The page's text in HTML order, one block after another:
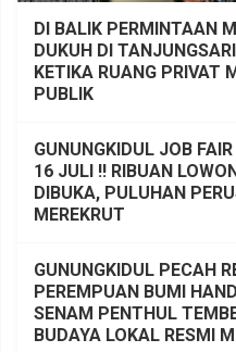
DI BALIK PERMINTAAN
DUKUH DI
KETIKA RUANG PRIVAT
PUBLIK
GUNUNGKIDUL JOB
16 JULI !! RIBUAN
DIBUKA, PULUHAN
MEREKRUT
GUNUNGKIDUL PECAH
PEREMPUAN BUMI
SENAM PENTHUL
BUDAYA LOKAL RESMI